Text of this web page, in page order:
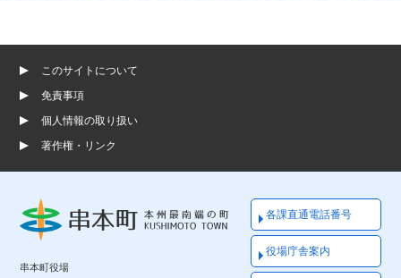
このサイトについて
免責事項
個人情報の取り扱い
著作権・リンク
串本町役場
各課直通電話番号
役場庁舎案内